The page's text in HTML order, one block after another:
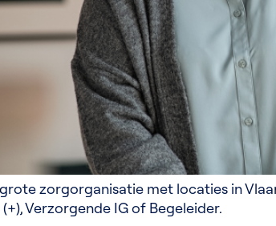
zorgorganisatie met locaties in
Verzorgende IG of Begeleider.